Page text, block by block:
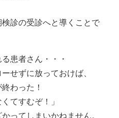
診の受診へと導くことで
患者さん・・・
せずに放っておけば、
わった！
てすむぞ！」
ってしまいかねません。